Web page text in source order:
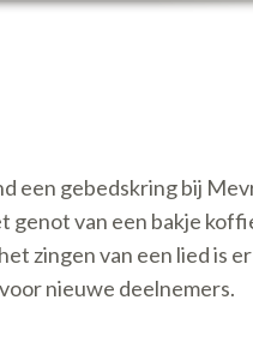
een gebedskring bij
van een bakje
zingen van een lied is
nieuwe deelnemers.